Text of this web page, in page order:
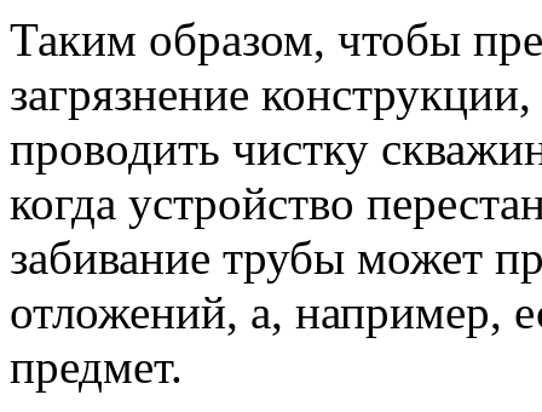
Таким образом, чтобы
загрязнение
проводить чистку
когда устройство
забивание трубы может
отложений, а, например,
предмет.